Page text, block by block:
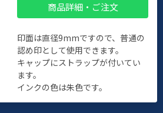
商品詳細・ご注文
印面は直径9mmですので、普通の
認め印として使用できます。
キャップにストラップが付いてい
ます。
インクの色は朱色です。